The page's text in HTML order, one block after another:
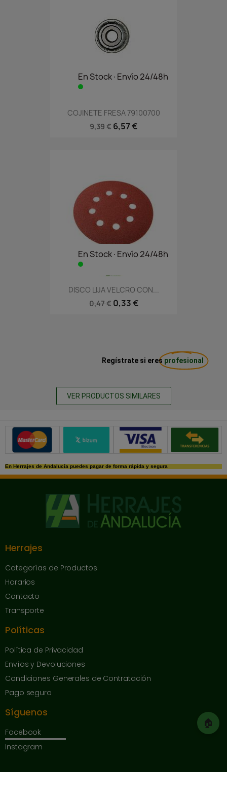
🏠
En Stock·Envío 24/48h
COJINETE FRESA 79100700
9,39 € 6,57 €
En Stock·Envío 24/48h
DISCO LIJA VELCRO CON...
0,47 € 0,33 €
Regístrate si eres profesional
VER PRODUCTOS SIMILARES
Métodos de pago seguros
En Herrajes de Andalucía puedes pagar de forma rápida y segura
Herrajes
Categorías de Productos
Horarios
Contacto
Transporte
Políticas
Política de Privacidad
Envíos y Devoluciones
Condiciones Generales de Contratación
Pago seguro
Síguenos
Facebook
Instagram